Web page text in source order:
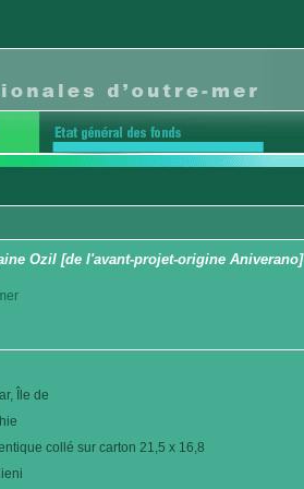
Ozil [de l'avant-projet-origine Aniverano]
Île de
collé sur carton 21,5 x 16,8